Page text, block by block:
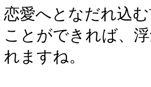
恋愛へとなだれ込
ことができれば、
れますね。